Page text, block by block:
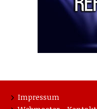
Impressum